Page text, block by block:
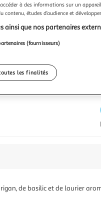
de basilic et de laurier
à des informations sur un
contenu, études d’audience et
ainsi que nos partenaires
(fournisseurs)
les finalités